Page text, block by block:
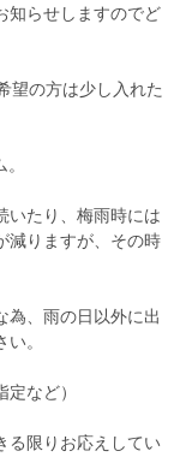
知らせしますのでど
望の方は少し入れた
いたり、梅雨時には
減りますが、その時
為、雨の日以外に出
。
など）
る限りお応えしてい